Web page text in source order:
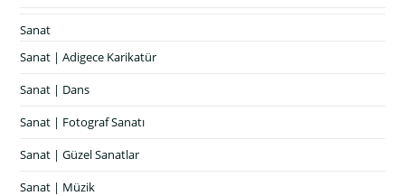
Sanat
Sanat | Adigece Karikatür
Sanat | Dans
Sanat | Fotograf Sanatı
Sanat | Güzel Sanatlar
Sanat | Müzik